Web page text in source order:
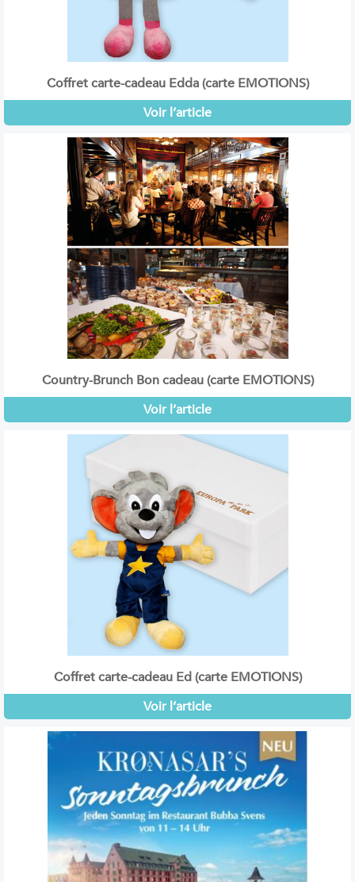
Coffret carte-cadeau Edda (carte EMOTIONS)
Voir l’article
Country-Brunch Bon cadeau (carte EMOTIONS)
Voir l’article
Coffret carte-cadeau Ed (carte EMOTIONS)
Voir l’article